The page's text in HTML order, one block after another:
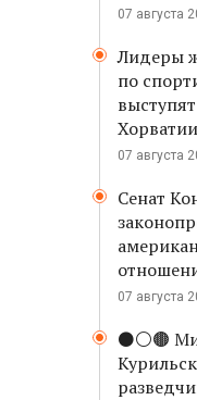
07 августа
Лидеры
по
Хорватии
07 августа
Сенат
07 августа
⚫️⚪️🟤